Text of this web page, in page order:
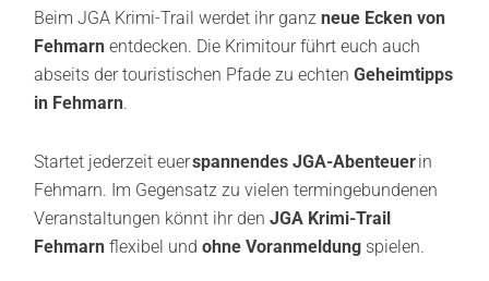
Beim JGA Krimi-Trail werdet ihr ganz neue Ecken von
Fehmarn entdecken. Die Krimitour führt euch auch
abseits der touristischen Pfade zu echten Geheimtipps
in Fehmarn.
Startet jederzeit euerspannendes JGA-Abenteuerin
Fehmarn. Im Gegensatz zu vielen termingebundenen
Veranstaltungen könnt ihr den JGA Krimi-Trail
Fehmarn flexibel und ohne Voranmeldung spielen.